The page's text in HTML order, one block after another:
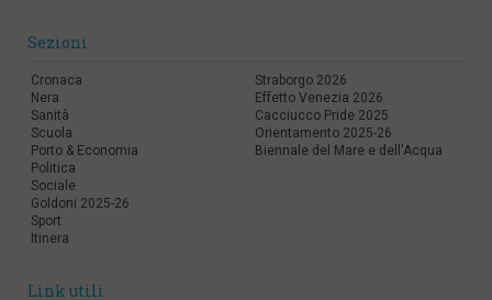
Sezioni
Cronaca
Nera
Sanità
Scuola
Porto & Economia
Politica
Sociale
Goldoni 2025-26
Sport
Itinera
Straborgo 2026
Effetto Venezia 2026
Cacciucco Pride 2025
Orientamento 2025-26
Biennale del Mare e dell'Acqua
Link utili